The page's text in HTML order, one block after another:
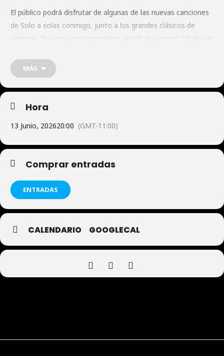
El público podrá disfrutar de algunas de las nuevas canciones
de Solo a solas conmigo, junto a los grandes clásicos de
siempre: “Soy un corazón tendido al sol”, “Ay amor”, “El abuelo
ti”, “Asturias”… y muchos más.
MÁS
Hora
13 Junio, 202620:00 (GMT-11:00)
Comprar entradas
ENTRADAS
CALENDARIO GOOGLECAL